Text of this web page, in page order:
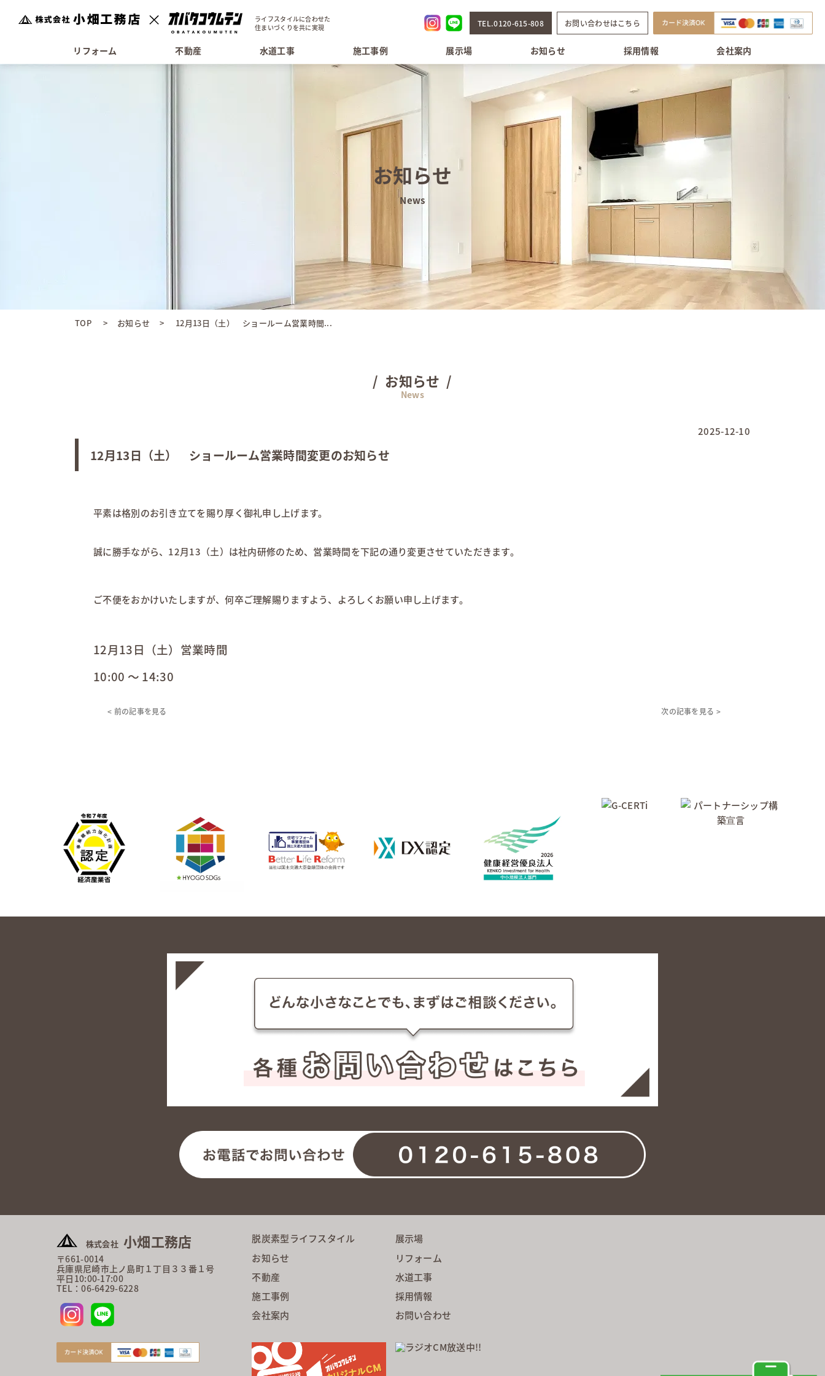
ライフスタイルに合わせた
住まいづくりを共に実現
TEL.0120-615-808 お問い合わせはこちら
リフォーム 不動産 水道工事 施工事例 展示場 お知らせ 採用情報 会社案内
お知らせ
TOP お知らせ 12月13日（土） ショールーム営業時間...
お知らせ
2025-12-10
12月13日（土） ショールーム営業時間変更のお知らせ
平素は格別のお引き立てを賜り厚く御礼申し上げます。
誠に勝手ながら、12月13（土）は社内研修のため、営業時間を下記の通り変更させていただきます。
ご不便をおかけいたしますが、何卒ご理解賜りますよう、よろしくお願い申し上げます。
12月13日（土）営業時間
10:00 ～ 14:30
< 前の記事を見る 次の記事を見る >
株式会社 小畑工務店
〒661-0014
兵庫県尼崎市上ノ島町１丁目３３番１号
平日10:00-17:00
TEL：06-6429-6228
脱炭素型ライフスタイル
展示場
お知らせ
リフォーム
不動産
水道工事
施工事例
採用情報
会社案内
お問い合わせ